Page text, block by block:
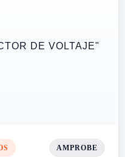
AMPROBE